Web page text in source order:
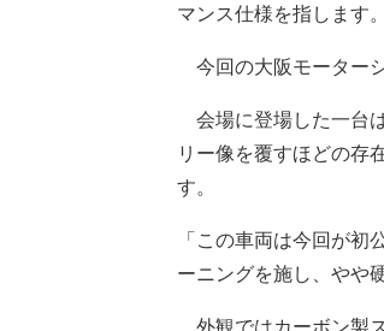
マンス仕様を指します。
今回の大阪モーター
会場に登場した一台
リー像を覆すほどの存
す。
「この車両は今回が
ーニングを施し、やや